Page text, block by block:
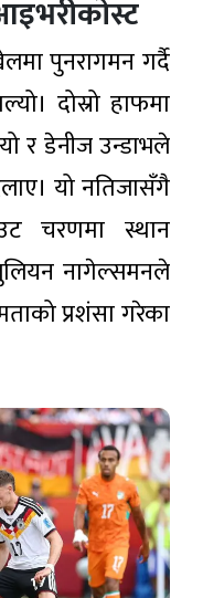
पुनरागमन गर्दै
दोस्रो हाफमा
र डेनीज उन्डाभले
यो नतिजासँगै
चरणमा स्थान
नागेल्समनले
प्रशंसा गरेका